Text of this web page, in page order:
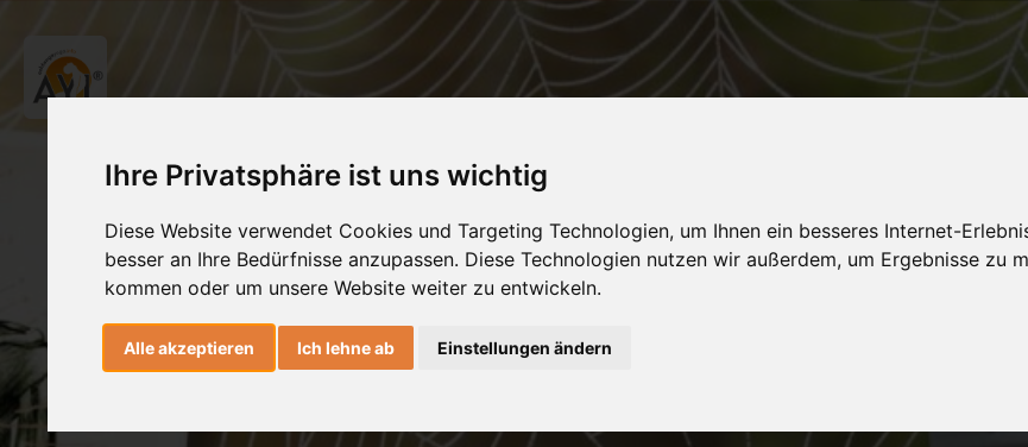
Ihre Privatsphäre ist uns wichtig
Diese Website verwendet Cookies und Targeting Technologien, um Ihnen ein besseres Internet-
besser an Ihre Bedürfnisse anzupassen. Diese Technologien nutzen wir außerdem, um Ergebnisse zu
kommen oder um unsere Website weiter zu entwickeln.
Alle akzeptieren Ich lehne ab Einstellungen ändern